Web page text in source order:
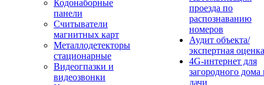
Кодонаборные
панели
Считыватели
магнитных карт
Металлодетекторы
стационарные
Видеогпазки и
видеозвонки
проезда по
распознаванию
номеров
Аудит объекта/
экспертная оценка
4G-интернет для
загородного дома
дачи